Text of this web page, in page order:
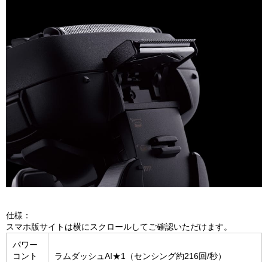
仕様：
スマホ版サイトは横にスクロールしてご確認いただけます。
パワー
コント
ラムダッシュAI★1（センシング約216回/秒）